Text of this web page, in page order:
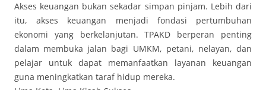
Akses keuangan bukan sekadar simpan pinjam. Lebih dari
itu, akses keuangan menjadi fondasi pertumbuhan
ekonomi yang berkelanjutan. TPAKD berperan penting
dalam membuka jalan bagi UMKM, petani, nelayan, dan
pelajar untuk dapat memanfaatkan layanan keuangan
guna meningkatkan taraf hidup mereka.